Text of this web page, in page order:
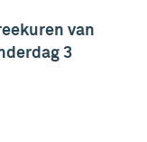
van
3